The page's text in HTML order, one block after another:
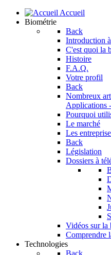
Accueil
Biométrie
Back
Introduction
C'est quoi la
Histoire
F.A.Q.
Votre profil
Back
Nombreux
Applications
Pourquoi
Le marché
Les
Back
Législation
Dossiers à
Vidéos sur la
Comprendre
Technologies
Back